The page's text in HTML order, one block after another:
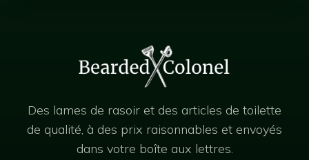
Des lames de rasoir et des articles de toilette
de qualité, à des prix raisonnables et envoyés
dans votre boîte aux lettres.